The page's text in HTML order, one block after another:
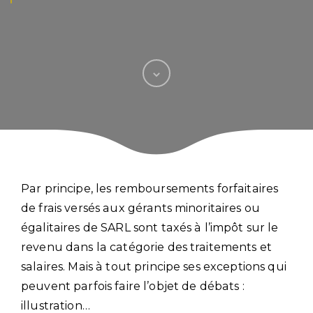
Par principe, les remboursements forfaitaires
de frais versés aux gérants minoritaires ou
égalitaires de SARL sont taxés à l’impôt sur le
revenu dans la catégorie des traitements et
salaires. Mais à tout principe ses exceptions qui
peuvent parfois faire l’objet de débats :
illustration…